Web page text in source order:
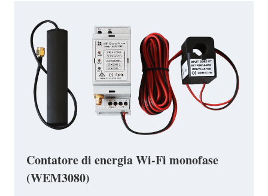
Contatore di energia Wi-Fi monofase
(WEM3080)